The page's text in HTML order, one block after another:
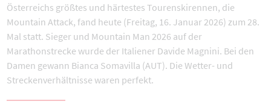
Österreichs größtes und härtestes Tourenskirennen, die
Mountain Attack, fand heute (Freitag, 16. Januar 2026) zum 28.
Mal statt. Sieger und Mountain Man 2026 auf der
Marathonstrecke wurde der Italiener Davide Magnini. Bei den
Damen gewann Bianca Somavilla (AUT). Die Wetter- und
Streckenverhältnisse waren perfekt.